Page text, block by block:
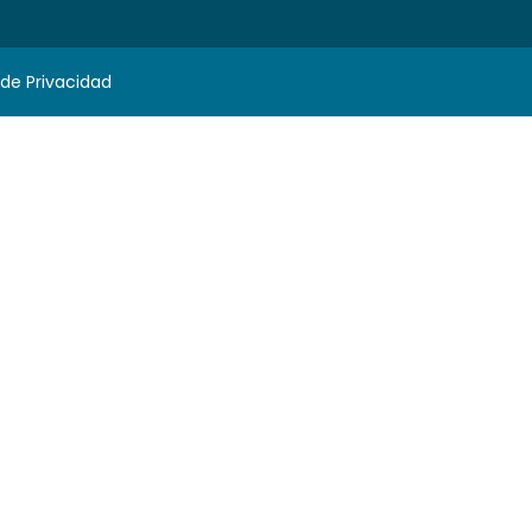
Privacidad